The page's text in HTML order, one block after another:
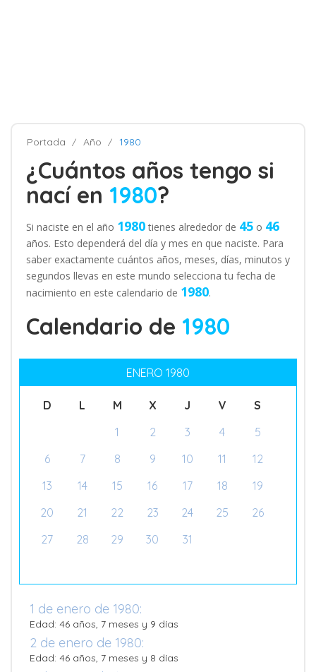
Portada Año 1980
¿Cuántos años tengo si
nací en 1980?
Si naciste en el año 1980tienes alrededor de 45 o 46
años. Esto dependerá del día y mes en que naciste. Para
saber exactamente cuántos años, meses, días, minutos y
segundos llevas en este mundo selecciona tu fecha de
nacimiento en este calendario de 1980.
Calendario de 1980
ENERO 1980
D L M X J V
S
1
2 3 4
5
6
7 8 9 10 11
12
13
14 15 16 17 18
19
20
21 22 23 24 25
26
27
28 29 30 31
1 de enero de 1980:
Edad: 46 años, 7 meses y 9 días
2 de enero de 1980:
Edad: 46 años, 7 meses y 8 días